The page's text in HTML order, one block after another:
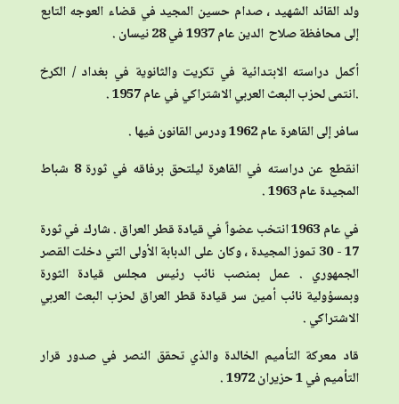
ولد القائد الشهيد ، صدام حسين المجيد في قضاء العوجه التابع
إلى محافظة صلاح الدين عام 1937 في 28 نيسان .
أكمل دراسته الابتدائية في تكريت والثانوية في بغداد / الكرخ
.انتمى لحزب البعث العربي الاشتراكي في عام 1957 .
سافر إلى القاهرة عام 1962 ودرس القانون فيها .
انقطع عن دراسته في القاهرة ليلتحق برفاقه في ثورة 8 شباط
المجيدة عام 1963 .
في عام 1963 انتخب عضواً في قيادة قطر العراق .
شارك في ثورة
17 - 30 تموز المجيدة ، وكان على الدبابة الأولى التي دخلت القصر
الجمهوري .عمل بمنصب نائب رئيس مجلس قيادة الثورة
وبمسؤولية نائب أمين سر قيادة قطر العراق لحزب البعث العربي
الاشتراكي .
قاد معركة التأميم الخالدة والذي تحقق النصر في صدور قرار
التأميم في 1 حزيران 1972 .